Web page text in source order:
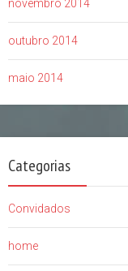
novembro 2014
outubro 2014
maio 2014
Categorias
Convidados
home